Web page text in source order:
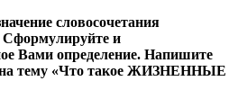
словосочетания
Сформулируйте и
Вами определение. Напишите
на тему «Что такое ЖИЗНЕННЫЕ